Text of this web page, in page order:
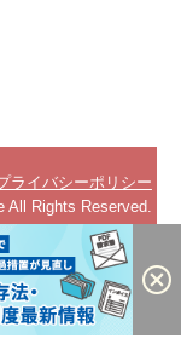
ライバシーポリシー
All Rights Reserved.